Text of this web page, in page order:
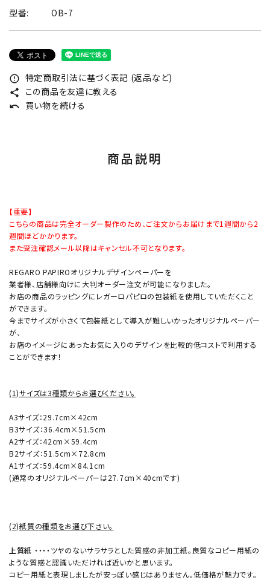
型番: OB-7
error_outline 特定商取引法に基づく表記 (返品など)
share この商品を友達に教える
undo 買い物を続ける
商品説明
【重要】
こちらの商品は完全オーダー製作のため、ご注文からお届けまで1週間から2
週間ほどかかります。
また受注確認メール以降はキャンセル不可となります。
REGARO PAPIROオリジナルデザインペーパーを
業者様、店舗様向けに大判オーダー注文が可能になりました。
お店の商品のラッピングにレガーロパピロの包装紙を使用していただくこと
ができます。
今までサイズが小さくて包装紙として導入が難しいかったオリジナルペーパー
が、
お店のイメージにあったお気に入りのデザインを比較的低コストで利用する
ことができます！
(1)サイズは3種類からお選びください。
A3サイズ：29.7cm×42cm
B3サイズ：36.4cm×51.5cm
A2サイズ：42cm×59.4cm
B2サイズ：51.5cm×72.8cm
A1サイズ：59.4cm×84.1cm
(通常のオリジナルペーパーは27.7cm×40cmです)
(2)紙質の種類をお選び下さい。
上質紙 ・・・・ツヤのないサラサラとした質感の非加工紙。良質なコピー用紙の
ような質感と認識いただければ近いかと思います。
コピー用紙と表現しましたが安っぽい感じはありません。低価格が魅力です。